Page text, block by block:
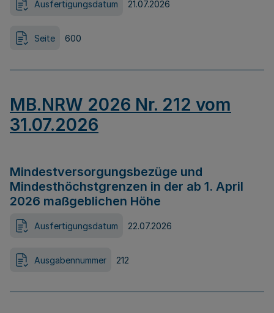
Ausfertigungsdatum 21.07.2026
Seite 600
MB.NRW 2026 Nr. 212 vom
31.07.2026
Mindestversorgungsbezüge und
Mindesthöchstgrenzen in der ab 1. April
2026 maßgeblichen Höhe
Ausfertigungsdatum 22.07.2026
Ausgabennummer 212